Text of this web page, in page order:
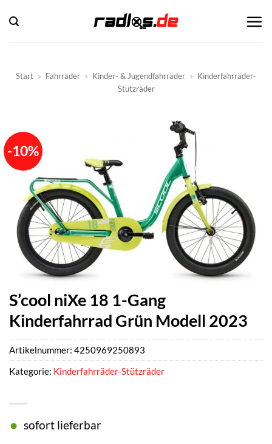
Inhalt
springen
Start » Fahrräder » Kinder- & Jugendfahrräder » Kinderfahrräder-
Stützräder
-10%
S’cool niXe 18 1-Gang
Kinderfahrrad Grün Modell 2023
sofort lieferbar
Artikelnummer: 4250969250893
Kategorie: Kinderfahrräder-Stützräder